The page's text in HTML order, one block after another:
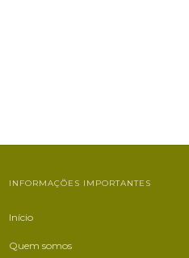
INFORMAÇÕES IMPORTANTES
Início
Quem somos